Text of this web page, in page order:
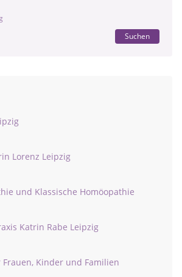
Suchen
Lorenz Leipzig
und Klassische Homöopathie
Katrin Rabe Leipzig
Kinder und Familien